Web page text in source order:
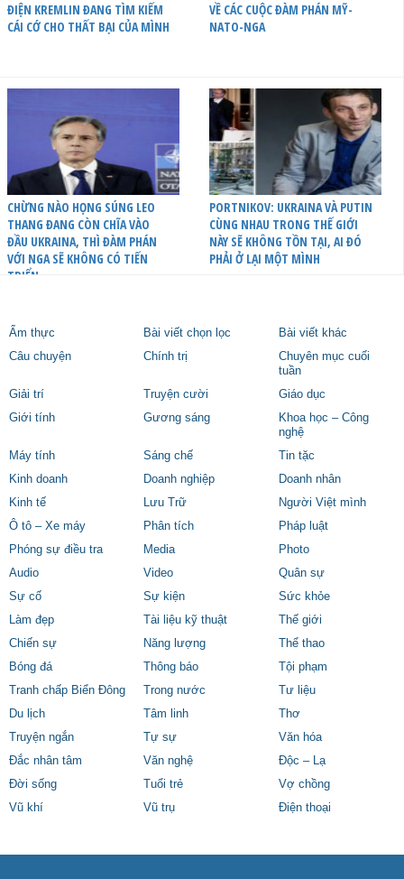
ĐIỆN KREMLIN ĐANG TÌM KIẾM
CÁI CỚ CHO THẤT BẠI CỦA MÌNH
VỀ CÁC CUỘC ĐÀM PHÁN MỸ-
NATO-NGA
CHỪNG NÀO HỌNG SÚNG LEO
THANG ĐANG CÒN CHĨA VÀO
ĐẦU UKRAINA, THÌ ĐÀM PHÁN
VỚI NGA SẼ KHÔNG CÓ TIẾN
TRIỂN
PORTNIKOV: UKRAINA VÀ PUTIN
CÙNG NHAU TRONG THẾ GIỚI
NÀY SẼ KHÔNG TỒN TẠI, AI ĐÓ
PHẢI Ở LẠI MỘT MÌNH
Ẩm thực Bài viết chọn lọc
Bài viết khác
Câu chuyện
Chính trị
Chuyên mục cuối
tuần
Giải trí
Truyện cười
Giáo dục
Giới tính
Gương sáng
Khoa học – Công
nghệ
Máy tính
Sáng chế
Tin tặc
Kinh doanh
Doanh nghiệp
Doanh nhân
Kinh tế
Lưu Trữ
Người Việt mình
Ô tô – Xe máy
Phân tích
Pháp luật
Phóng sự điều tra
Media
Photo
Audio
Video
Quân sự
Sự cố
Sự kiện
Sức khỏe
Làm đẹp
Tài liệu kỹ thuật
Thế giới
Chiến sự
Năng lượng
Thể thao
Bóng đá
Thông báo
Tội phạm
Tranh chấp Biển Đông
Trong nước
Tư liệu
Du lịch
Tâm linh
Thơ
Truyện ngắn
Tự sự
Văn hóa
Đắc nhân tâm
Văn nghệ
Độc – Lạ
Đời sống
Tuổi trẻ
Vợ chồng
Vũ khí
Vũ trụ Điện thoại